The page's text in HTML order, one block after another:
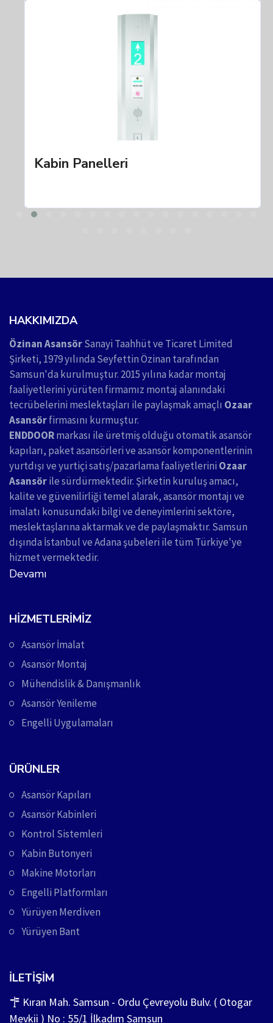
Kabin Panelleri
HAKKIMIZDA
Özinan AsansörSanayi Taahhüt ve Ticaret Limited
Şirketi, 1979 yılında Seyfettin Özinan tarafından
Samsun'da kurulmuştur. 2015 yılına kadar montaj
faaliyetlerini yürüten firmamız montaj alanındaki
tecrübelerini meslektaşları ile paylaşmak amaçlı Ozaar
Asansörfirmasını kurmuştur.
ENDDOORmarkası ile üretmiş olduğu otomatik asansör
kapıları, paket asansörleri ve asansör komponentlerinin
yurtdışı ve yurtiçi satış/pazarlama faaliyetlerini Ozaar
Asansörile sürdürmektedir. Şirketin kuruluş amacı,
kalite ve güvenilirliği temel alarak, asansör montajı ve
imalatı konusundaki bilgi ve deneyimlerini sektöre,
meslektaşlarına aktarmak ve de paylaşmaktır. Samsun
dışında İstanbul ve Adana şubeleri ile tüm Türkiye'ye
hizmet vermektedir.
Devamı
HIZMETLERIMIZ
Asansör İmalat
Asansör Montaj
Mühendislik & Danışmanlık
Asansör Yenileme
Engelli Uygulamaları
ÜRÜNLER
Asansör Kapıları
Asansör Kabinleri
Kontrol Sistemleri
Kabin Butonyeri
Makine Motorları
Engelli Platformları
Yürüyen Merdiven
Yürüyen Bant
İLETIŞIM
Kıran Mah. Samsun - Ordu Çevreyolu Bulv. ( Otogar
Mevkii ) No : 55/1 İlkadım Samsun